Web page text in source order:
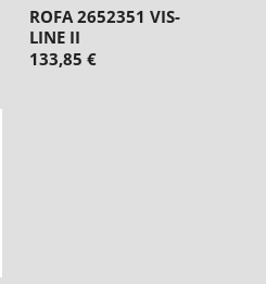
ROFA 2652351 VIS-
LINE II
133,85 €